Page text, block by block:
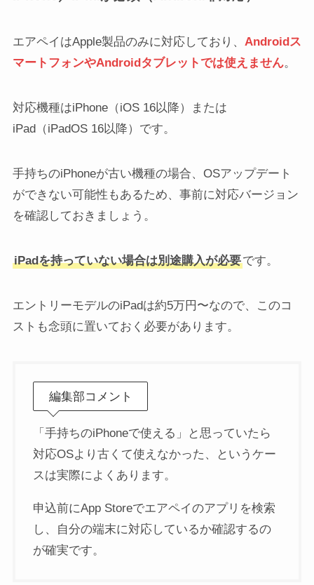
エアペイはApple製品のみに対応しており、 Androidス
マートフォンやAndroidタブレットでは使えません。
対応機種はiPhone（iOS 16以降）または
iPad（iPadOS 16以降）です。
手持ちのiPhoneが古い機種の場合、OSアップデート
ができない可能性もあるため、事前に対応バージョン
を確認しておきましょう。
iPadを持っていない場合は別途購入が必要です。
エントリーモデルのiPadは約5万円〜なので、このコ
ストも念頭に置いておく必要があります。
編集部コメント
「手持ちのiPhoneで使える」と思っていたら
対応OSより古くて使えなかった、というケー
スは実際によくあります。
申込前にApp Storeでエアペイのアプリを検索
し、自分の端末に対応しているか確認するの
が確実です。